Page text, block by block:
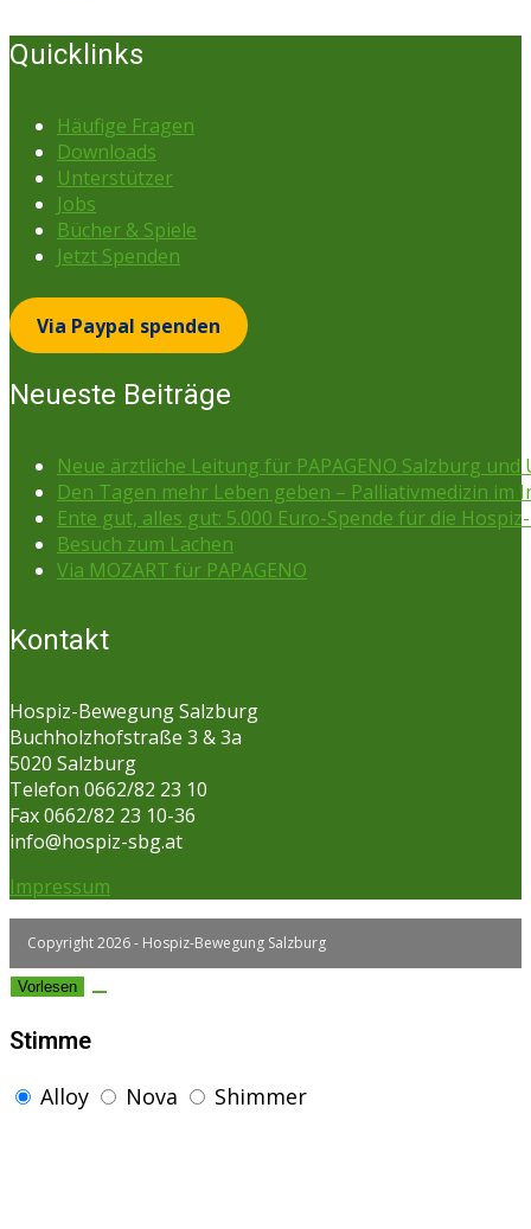
Quicklinks
Häufige Fragen
Downloads
Unterstützer
Jobs
Bücher & Spiele
Jetzt Spenden
Via Paypal spenden
Neueste Beiträge
Neue ärztliche Leitung für PAPAGENO Salzburg und
Den Tagen mehr Leben geben – Palliativmedizin im
Ente gut, alles gut: 5.000 Euro-Spende für die
Besuch zum Lachen
Via MOZART für PAPAGENO
Kontakt
Hospiz-Bewegung Salzburg
Buchholzhofstraße 3 & 3a
5020 Salzburg
Telefon 0662/82 23 10
Fax 0662/82 23 10-36
info@hospiz-sbg.at
Impressum
Copyright 2026 - Hospiz-Bewegung Salzburg
Vorlesen
Stimme
Alloy
Nova Shimmer